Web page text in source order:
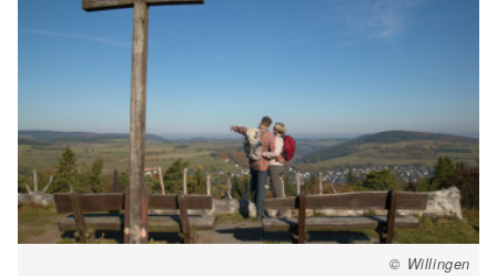
© Willingen